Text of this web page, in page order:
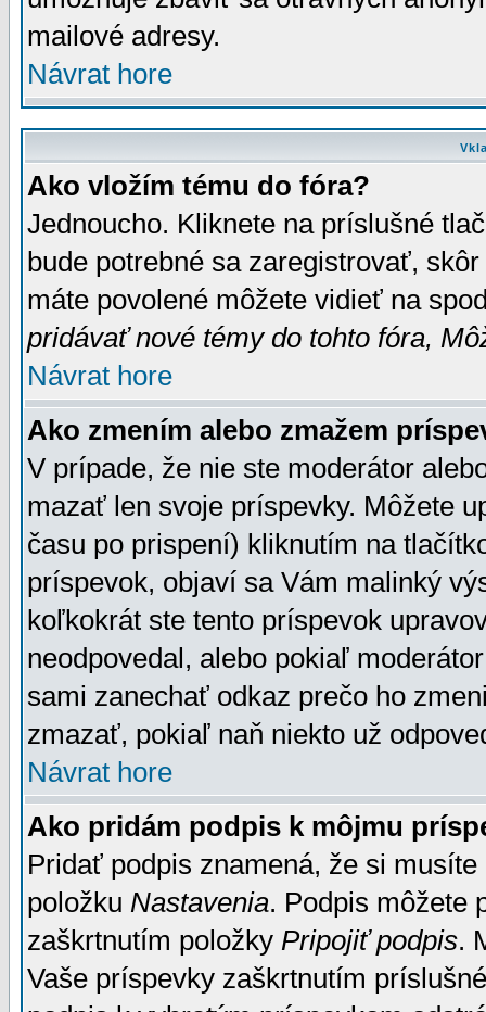
mailové adresy.
Návrat hore
Ako vložím tému do fóra?
Jednoucho. Kliknete na príslušné
bude potrebné sa zaregistrovať,
máte povolené môžete vidieť na
pridávať nové témy do tohto fóra,
Návrat hore
Ako zmením alebo zmažem
V prípade, že nie ste moderátor
mazať len svoje príspevky. Môžete
času po prispení) kliknutím na
príspevok, objaví sa Vám malinký
koľkokrát ste tento príspevok
neodpovedal, alebo pokiaľ
sami zanechať odkaz prečo ho
zmazať, pokiaľ naň niekto už
Návrat hore
Ako pridám podpis k môjmu
Pridať podpis znamená, že si
položku Nastavenia. Podpis môžete
zaškrtnutím položky Pripojiť podpis.
Vaše príspevky zaškrtnutím